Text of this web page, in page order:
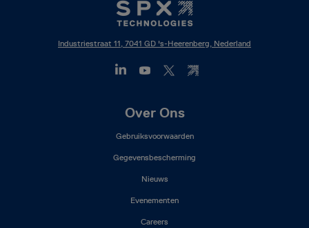
Industriestraat 11, 7041 GD 's-Heerenberg, Nederland
Over Ons
Gebruiksvoorwaarden
Gegevensbescherming
Nieuws
Evenementen
Careers